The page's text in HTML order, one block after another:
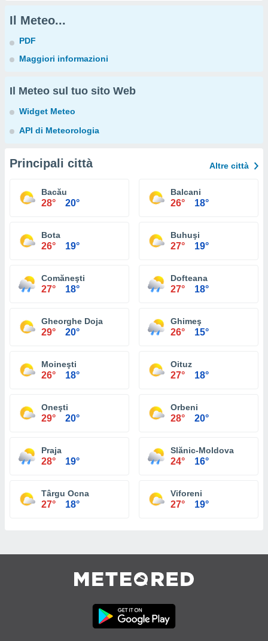
Il Meteo...
PDF
Maggiori informazioni
Il Meteo sul tuo sito Web
Widget Meteo
API di Meteorologia
Principali città Altre città
Bacău
28° 20°
Balcani
26° 18°
Bota
26° 19°
Buhuşi
27° 19°
Comăneşti
27° 18°
Dofteana
27° 18°
Gheorghe Doja
29° 20°
Ghimeş
26° 15°
Moineşti
26° 18°
Oituz
27° 18°
Oneşti
29° 20°
Orbeni
28° 20°
Praja
28° 19°
Slănic-Moldova
24° 16°
Târgu Ocna
27° 18°
Viforeni
27° 19°